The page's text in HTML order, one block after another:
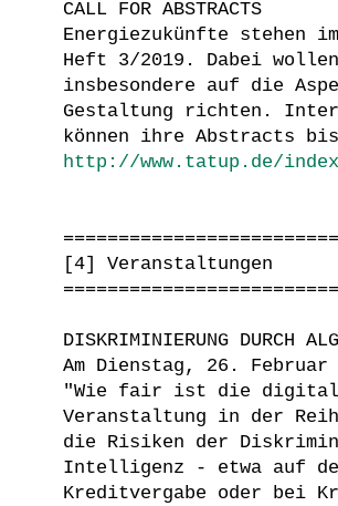
CALL FOR ABSTRACTS
Energiezukünfte stehen
Heft 3/2019. Dabei
insbesondere auf die
Gestaltung richten.
können ihre Abstracts
http://www.tatup.de/
[4] Veranstaltungen
DISKRIMINIERUNG DURCH
Am Dienstag, 26. Februar
"Wie fair ist die
Veranstaltung in der
die Risiken der
Intelligenz - etwa auf
Kreditvergabe oder bei